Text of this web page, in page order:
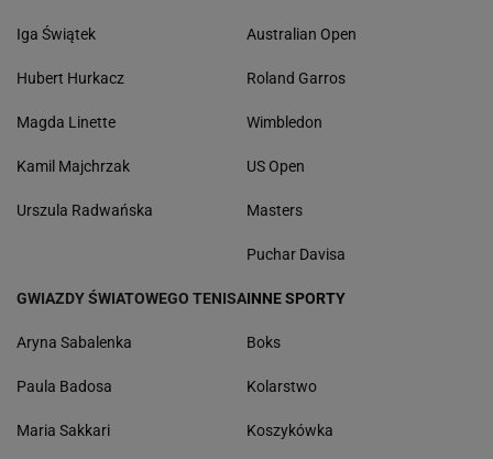
Iga Świątek
Hubert Hurkacz
Magda Linette
Kamil Majchrzak
Urszula Radwańska
Australian Open
Roland Garros
Wimbledon
US Open
Masters
Puchar Davisa
GWIAZDY ŚWIATOWEGO TENISA
Aryna Sabalenka
Paula Badosa
Maria Sakkari
INNE SPORTY
Boks
Kolarstwo
Koszykówka